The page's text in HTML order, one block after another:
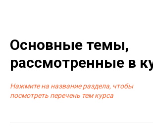
Основные темы,
рассмотренные в
Нажмите на название раздела, чтобы
посмотреть перечень тем курса